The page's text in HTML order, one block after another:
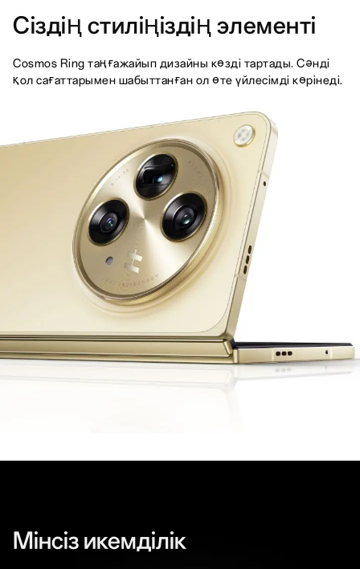
Сіздің стиліңіздің элементі
Cosmos Ring таңғажайып дизайны көзді тартады. Сәнді
қол сағаттарымен шабыттанған ол өте үйлесімді көрінеді.
Мінсіз икемділік